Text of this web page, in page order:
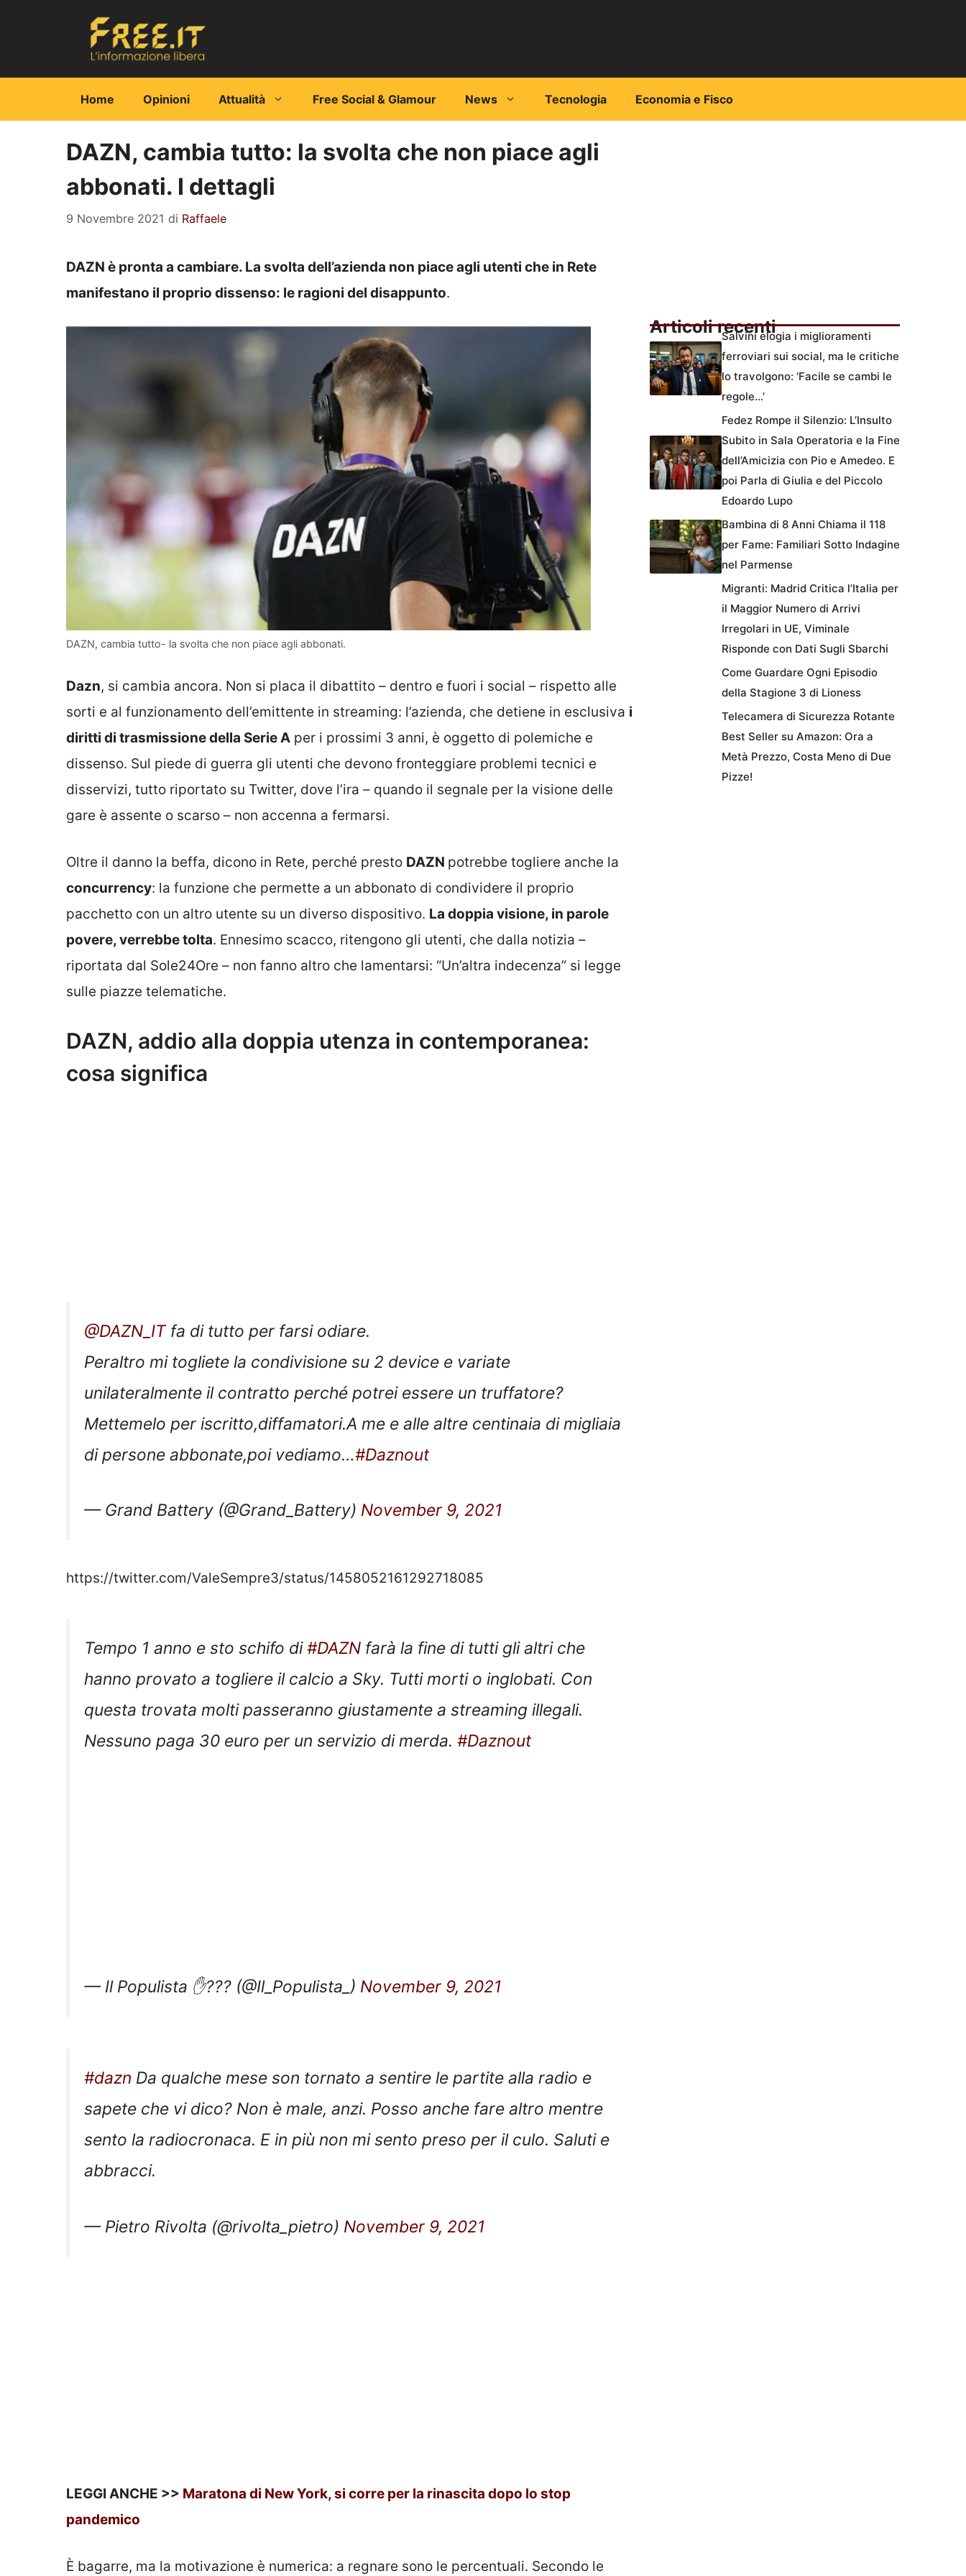
Home Opinioni Attualità Free Social & Glamour News Tecnologia Economia e Fisco
DAZN, cambia tutto: la svolta che non piace agli
abbonati. I dettagli
9 Novembre 2021 di Raffaele
DAZN è pronta a cambiare. La svolta dell’azienda non piace agli utenti che in Rete
manifestano il proprio dissenso: le ragioni del disappunto.
DAZN, cambia tutto- la svolta che non piace agli abbonati.
Dazn, si cambia ancora. Non si placa il dibattito – dentro e fuori i social – rispetto alle
sorti e al funzionamento dell’emittente in streaming: l’azienda, che detiene in esclusiva i
diritti di trasmissione della Serie A per i prossimi 3 anni, è oggetto di polemiche e
dissenso. Sul piede di guerra gli utenti che devono fronteggiare problemi tecnici e
disservizi, tutto riportato su Twitter, dove l’ira – quando il segnale per la visione delle
gare è assente o scarso – non accenna a fermarsi.
Oltre il danno la beffa, dicono in Rete, perché presto DAZN potrebbe togliere anche la
concurrency: la funzione che permette a un abbonato di condividere il proprio
pacchetto con un altro utente su un diverso dispositivo. La doppia visione, in parole
povere, verrebbe tolta. Ennesimo scacco, ritengono gli utenti, che dalla notizia –
riportata dal Sole24Ore – non fanno altro che lamentarsi: “Un’altra indecenza” si legge
sulle piazze telematiche.
DAZN, addio alla doppia utenza in contemporanea:
cosa significa
@DAZN_ITfa di tutto per farsi odiare.
Peraltro mi togliete la condivisione su 2 device e variate
unilateralmente il contratto perché potrei essere un truffatore?
Mettemelo per iscritto,diffamatori.A me e alle altre centinaia di migliaia
di persone abbonate,poi vediamo… #Daznout
— Grand Battery (@Grand_Battery) November 9, 2021
https://twitter.com/ValeSempre3/status/1458052161292718085
— Il Populista ✋??? (@Il_Populista_)
sapete che vi dico? Non è male, anzi. Posso anche fare altro mentre
sento la radiocronaca. E in più non mi sento preso per il culo. Saluti e
abbracci.
pandemico
statistiche, riportate ancora una volta dal Sole24Ore, si registrerebbeun 20% di
Articoli recentiSalvini elogia i miglioramenti
ferroviari sui social, ma le critiche
lo travolgono: ‘Facile se cambi le
regole…’
Fedez Rompe il Silenzio: L’Insulto
Subito in Sala Operatoria e la Fine
dell’Amicizia con Pio e Amedeo. E
poi Parla di Giulia e del Piccolo
Edoardo Lupo
Bambina di 8 Anni Chiama il 118
per Fame: Familiari Sotto Indagine
nel Parmense
Migranti: Madrid Critica l’Italia per
il Maggior Numero di Arrivi
Irregolari in UE, Viminale
Risponde con Dati Sugli Sbarchi
Come Guardare Ogni Episodio
della Stagione 3 di Lioness
Telecamera di Sicurezza Rotante
Best Seller su Amazon: Ora a
Metà Prezzo, Costa Meno di Due
Pizze!